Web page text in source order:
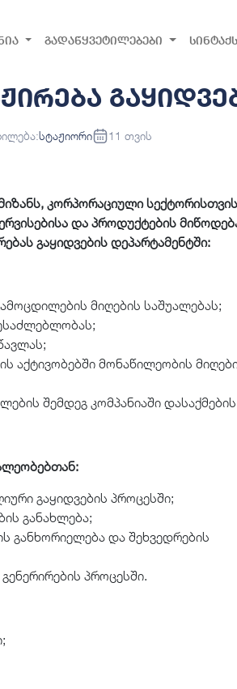
გადაწყვეტილებები
სტაჟიორი 11 თვის
კორპორაციული სექტორისთვის
და პროდუქტების
გაყიდვების დეპარტამენტში:
მიღების საშუალებას;
აქტივობებში მონაწილეობის
შემდეგ კომპანიაში დასაქმების
გაყიდვების პროცესში;
განახლება;
განხორიელება და შეხვედრების
პროცესში.